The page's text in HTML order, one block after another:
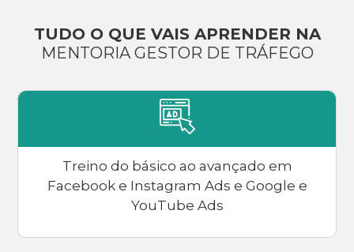
TUDO O QUE VAIS APRENDER NA
MENTORIA GESTOR DE TRÁFEGO
Treino do básico ao avançado em
Facebook e Instagram Ads e Google e
YouTube Ads